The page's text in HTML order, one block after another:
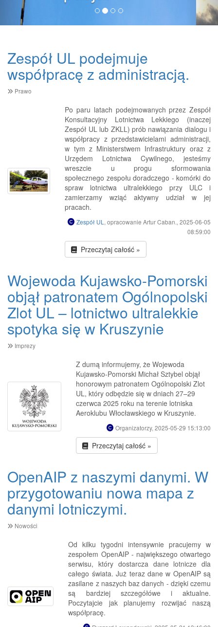
Zespół UL podejmuje
współpracę z administracją.
Prawo
Po paru latach podejmowanych przez Zespół
Konsultacyjny Lotnictwa Lekkiego (inaczej
Zespół UL lub ZKLL) prób nawiązania dialogu i
współpracy z przedstawicielami administracji,
w tym z Ministerstwem Infrastruktury oraz z
Urzędem Lotnictwa Cywilnego, jesteśmy
wreszcie u progu sformowania
społecznego zespołu doradczego - komórki do
spraw lotnictwa ultralekkiego przy ULC i
zamierzamy wziąć aktywny udział w jej
pracach.
Zespół UL , opracowanie Artur Caban., 2025-06-05
08:59:00
Przeczytaj całość »
Wojewoda Kujawsko-Pomorski
objął patronatem Ogólnopolski
Zlot UL – lotnictwo ultralekkie
spotyka się w Kruszynie
Imprezy
Z dumą informujemy, że Wojewoda
Kujawsko-Pomorski Michał Sztybel objął
honorowym patronatem Ogólnopolski Zlot
UL, który odbędzie się w dniach 27–29
czerwca 2025 roku na terenie lotniska
Aeroklubu Włocławskiego w Kruszynie.
Organizatorzy, 2025-05-29 15:13:00
Przeczytaj całość »
OpenAIP z naszymi danymi. W
przygotowaniu nowa mapa z
danymi lotniczymi.
Nowości
Od kilku tygodni intensywnie pracujemy w
zespołem OpenAIP - największego otwartego
serwisu, który dostarcza dane lotnicze dla
całego świata. Już teraz dane w OpenAIP są
zasilane z naszych baz danych - dzięki czemu
są bardziej szczegółówe i aktualne.
Poczytajcie jak planujemy rozwijać naszą
współpracę.